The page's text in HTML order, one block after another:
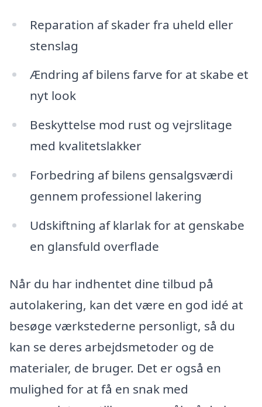
Reparation af skader fra uheld eller
stenslag
Ændring af bilens farve for at skabe et
nyt look
Beskyttelse mod rust og vejrslitage
med kvalitetslakker
Forbedring af bilens gensalgsværdi
gennem professionel lakering
Udskiftning af klarlak for at genskabe
en glansfuld overflade
Når du har indhentet dine tilbud på
autolakering, kan det være en god idé at
besøge værkstederne personligt, så du
kan se deres arbejdsmetoder og de
materialer, de bruger. Det er også en
mulighed for at få en snak med